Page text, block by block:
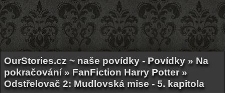
OurStories.cz ~ naše povídky - Povídky » Na
pokračování » FanFiction Harry Potter »
Odstřelovač 2: Mudlovská mise - 5. kapitola